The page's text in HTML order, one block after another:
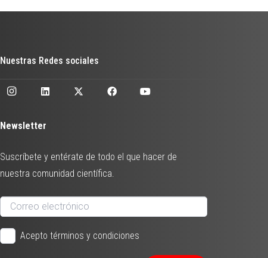
Nuestras Redes sociales
Newsletter
Suscríbete y entérate de todo el que hacer de
nuestra comunidad científica.
Acepto términos y condiciones